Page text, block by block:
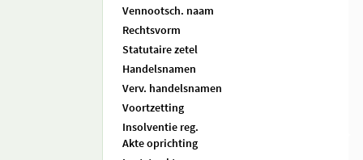
Vennootsch. naam
Rechtsvorm
Statutaire zetel
Handelsnamen
Verv. handelsnamen
Voortzetting
Insolventie reg.
Akte oprichting